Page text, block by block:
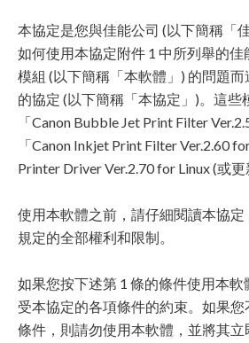
本協定是您與佳能公司 (以下簡稱「
如何使用本協定附件 1 中所列舉的
模組 (以下簡稱「本軟體」) 的問題
的協定 (以下簡稱「本協定」)。這些
「Canon Bubble Jet Print Filter
「Canon Inkjet Print Filter Ver.2.60
Printer Driver Ver.2.70 for Linux (或更
使用本軟體之前，請仔細閱讀本協
規定的全部權利和限制。
如果您按下述第 1 條的條件使用本
受本協定的各項條件的約束。如果
條件，則請勿使用本軟體，並將其立